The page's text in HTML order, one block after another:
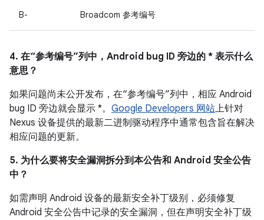
B- Broadcom 参考编号
4. 在“参考编号”列中，Android bug ID 旁边的 * 表示什么
意思？
如果问题尚未公开发布，在“参考编号”列中，相应 Android
bug ID 旁边就会显示 *。 Google Developers 网站上针对
Nexus 设备提供的最新二进制驱动程序中通常包含旨在解决
相应问题的更新。
5. 为什么要将安全漏洞拆分到本公告和 Android 安全公告
中？
如需声明 Android 设备的最新安全补丁级别，必须修复
Android 安全公告中记录的安全漏洞，但在声明安全补丁级